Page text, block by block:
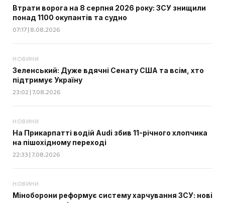
Втрати ворога на 8 серпня 2026 року: ЗСУ знищили
понад 1100 окупантів та судно
07:17 | 8.08.2026
НОВИНИ
Зеленський: Дуже вдячні Сенату США та всім, хто
підтримує Україну
23:02 | 7.08.2026
НОВИНИ
На Прикарпатті водій Audi збив 11-річного хлопчика
на пішохідному переході
22:33 | 7.08.2026
НОВИНИ
Міноборони реформує систему харчування ЗСУ: нові